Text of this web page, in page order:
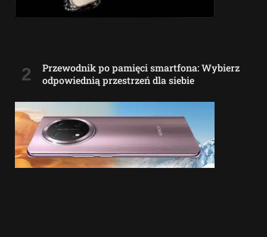
Przewodnik po pamięci smartfona: Wybierz
odpowiednią przestrzeń dla siebie